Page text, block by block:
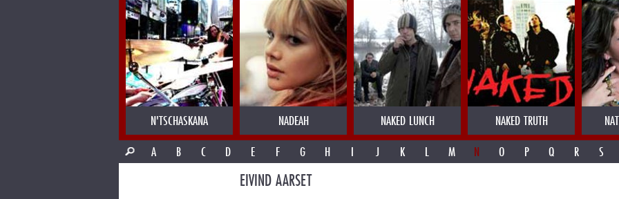
N'TSCHASKANA NADEAH NAKED LUNCH NAKED TRUTH
A
B C D E F G H I J K L M N O P Q R S
EIVIND AARSET